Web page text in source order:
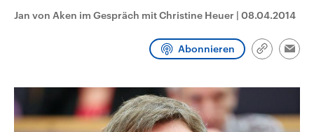
Jan von Aken im Gespräch mit Christine Heuer | 08.04.2014
Abonnieren
Link